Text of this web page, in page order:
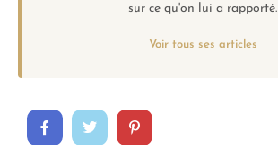
sur ce qu'on lui a rapporté.
Voir tous ses articles